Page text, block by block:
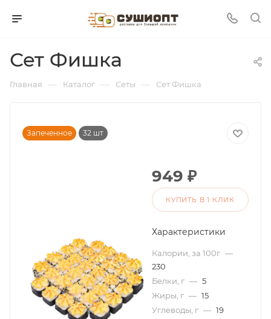
Сет Фишка
Главная — Каталог — Сеты — Сет Фишка
Запеченное 32 шт
949 ₽
КУПИТЬ В 1 КЛИК
Характеристики
Калории, за 100г —
230
Белки, г — 5
Жиры, г — 15
Углеводы, г — 19